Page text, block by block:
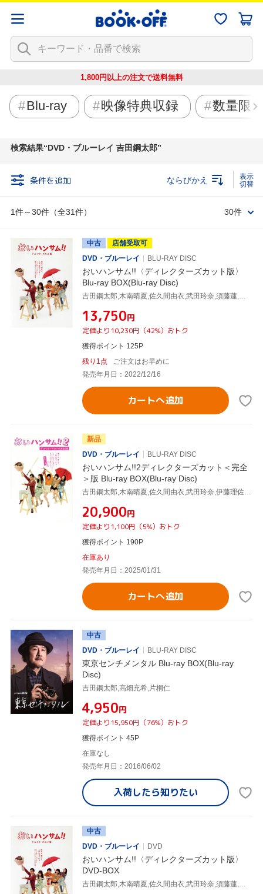
1,800円以上の注文で送料無料
Blu-ray 映像特典収録 数量限
検索結果 DVD・ブルーレイ 吉田鋼太郎
条件を追加
1件～30件（全31件）
ならびかえ
30件
中古
店舗受取可
DVD・ブルーレイ
BLU-RAY DISC
おいハンサム!!〈ディレクターズカット版〉
Blu-ray BOX(Blu-ray Disc)
吉田鋼太郎,木南晴夏,佐久間由衣,武田玲奈,須藤蓮,太田莉菜,桐山漣,伊藤理佐(原作)
¥13,750円
定価より10,230円（42%）おトク
獲得ポイント 125P
残り1点
ご注文はお早めに
発売年月日：2022/12/16
カートへ追加
新品
DVD・ブルーレイ
BLU-RAY DISC
おいハンサム!!2ディレクターズカット＜完全
＞版 Blu-ray BOX(Blu-ray Disc)
吉田鋼太郎,木南晴夏,佐久間由衣,武田玲奈,伊藤理佐,MAYUKO,眞鍋昭大,宗形勇輝
¥20,900円
定価より1,100円（5%）おトク
獲得ポイント 190P
在庫あり
発売年月日：2025/01/31
カートへ追加
中古
DVD・ブルーレイ
BLU-RAY DISC
東京センチメンタル Blu-ray BOX(Blu-ray
Disc)
吉田鋼太郎,高畑充希,片桐仁
¥4,950円
定価より15,950円（76%）おトク
獲得ポイント 45P
在庫なし
発売年月日：2016/06/02
入荷したら知りたい
中古
DVD・ブルーレイ
DVD
おいハンサム!!〈ディレクターズカット版〉
DVD-BOX
吉田鋼太郎,木南晴夏,佐久間由衣,武田玲奈,須藤蓮,太田莉菜,桐山漣,伊藤理佐(原作)